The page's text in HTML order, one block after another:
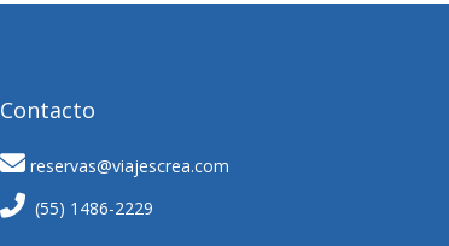
Contacto
reservas@viajescrea.com
(55) 1486-2229